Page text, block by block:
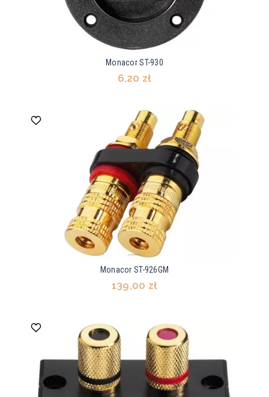
Monacor ST-930
6,20 zł
Monacor ST-926GM
139,00 zł